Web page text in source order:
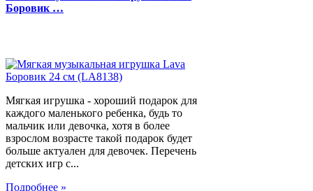
Боровик …
Мягкая игрушка - хороший подарок для
каждого маленького ребенка, будь то
мальчик или девочка, хотя в более
взрослом возрасте такой подарок будет
больше актуален для девочек. Перечень
детских игр с...
Подробнее »